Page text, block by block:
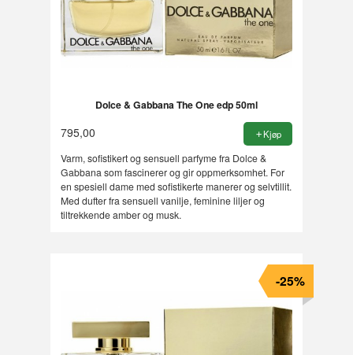
Dolce & Gabbana The One edp 50ml
795,00 Kjøp
Varm, sofistikert og sensuell parfyme fra Dolce &
Gabbana som fascinerer og gir oppmerksomhet. For
en spesiell dame med sofistikerte manerer og selvtillit.
Med dufter fra sensuell vanilje, feminine liljer og
tiltrekkende amber og musk.
-25%